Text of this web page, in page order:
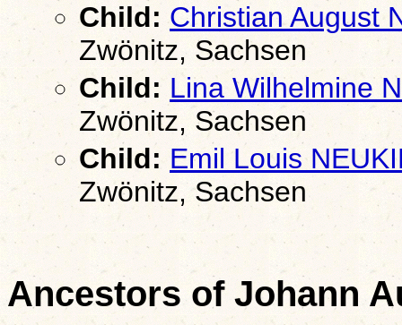
Child: Christian August
Zwönitz, Sachsen
Child: Lina Wilhelmine
Zwönitz, Sachsen
Child: Emil Louis
Zwönitz, Sachsen
Ancestors of Johann